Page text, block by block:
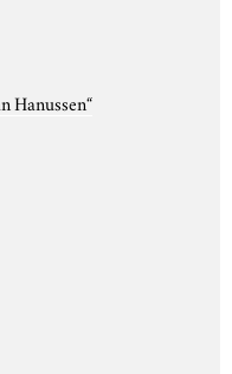
Hanussen“